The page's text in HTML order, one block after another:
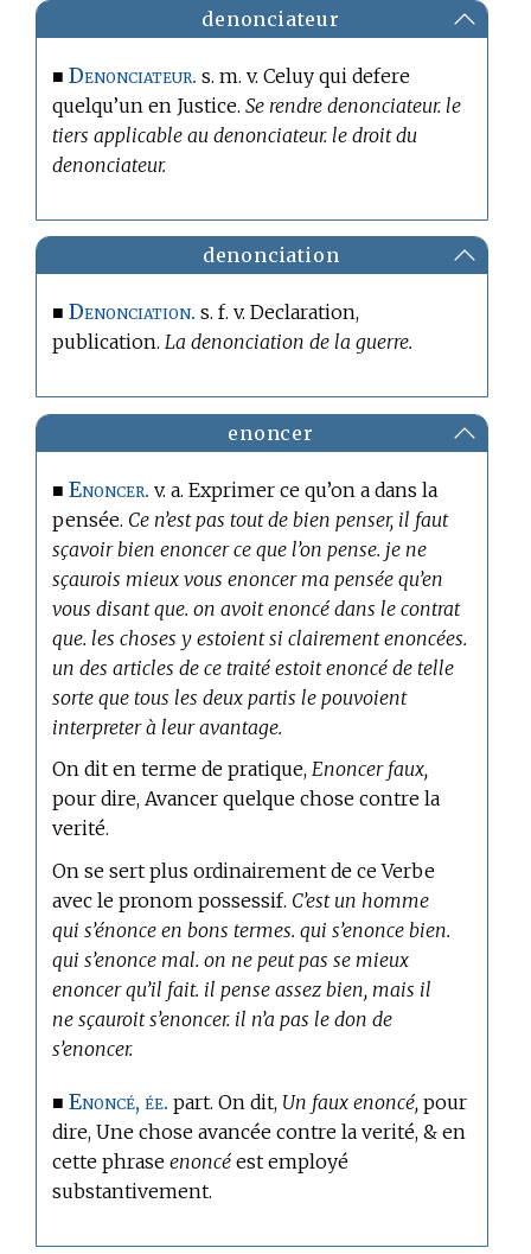
denonciateur
■Denonciateur. s. m. v. Celuy qui defere
quelqu’un en Justice.Se rendre denonciateur. le
tiers applicable au denonciateur. le droit du
denonciateur.
denonciation
■Denonciation. s. f. v. Declaration,
publication.La denonciation de la guerre.
enoncer
■Enoncer. v. a. Exprimer ce qu’on a dans la
pensée. Ce n’est pas tout de bien penser, il faut
sçavoir bien enoncer ce que l’on pense. je ne
sçaurois mieux vous enoncer ma pensée qu’en
vous disant que. on avoit enoncé dans le contrat
que. les choses y estoient si clairement enoncées.
un des articles de ce traité estoit enoncé de telle
sorte que tous les deux partis le pouvoient
interpreter à leur avantage.
On dit enterme de pratique, Enoncer faux,
pour dire, Avancer quelque chose contre la
verité.
On se sert plus ordinairement de ce Verbe
avec le pronom possessif. C’est un homme
qui s’énonce en bons termes. qui s’enonce bien.
qui s’enonce mal. on ne peut pas se mieux
enoncer qu’il fait. il pense assez bien, mais il
ne sçauroit s’enoncer. il n’a pas le don de
s’enoncer.
■Enoncé, ée. part. On dit, Un faux enoncé, pour
dire, Une chose avancée contre la verité, & en
cette phraseenoncé est employé
substantivement.